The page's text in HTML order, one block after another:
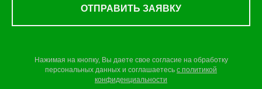
ОТПРАВИТЬ ЗАЯВКУ
Нажимая на кнопку, Вы даете свое согласие на обработку
персональных данных и соглашаетесь c политикой
конфиденциальности